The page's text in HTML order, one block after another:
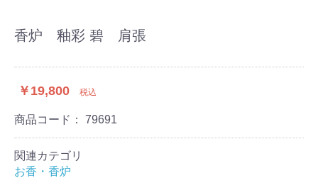
香炉 釉彩 碧 肩張
￥19,800 税込
商品コード： 79691
関連カテゴリ
お香・香炉